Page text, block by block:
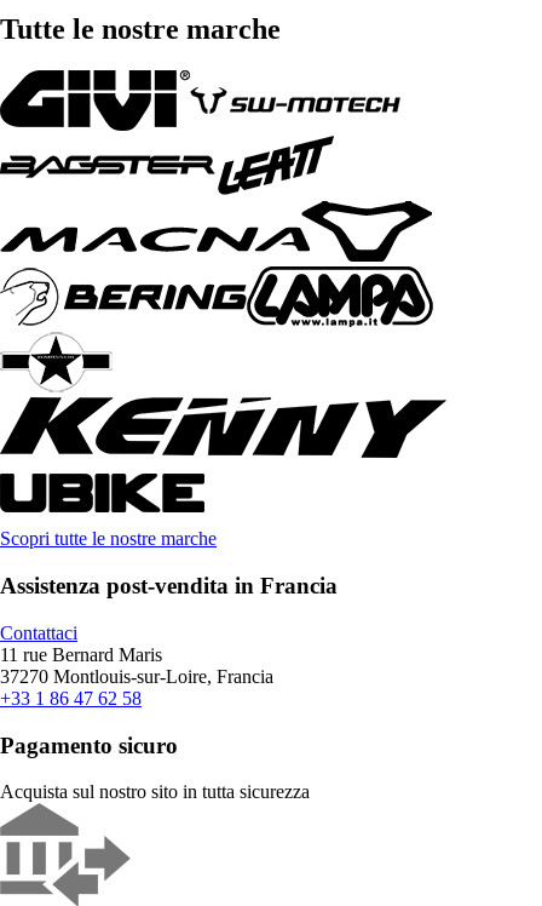
Tutte le nostre marche
Scopri tutte le nostre marche
Assistenza post-vendita in Francia
Contattaci
11 rue Bernard Maris
37270 Montlouis-sur-Loire, Francia
+33 1 86 47 62 58
Pagamento sicuro
Acquista sul nostro sito in tutta sicurezza